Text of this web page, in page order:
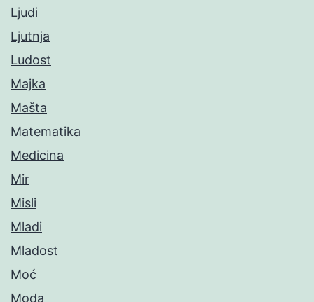
Ljudi
Ljutnja
Ludost
Majka
Mašta
Matematika
Medicina
Mir
Misli
Mladi
Mladost
Moć
Moda